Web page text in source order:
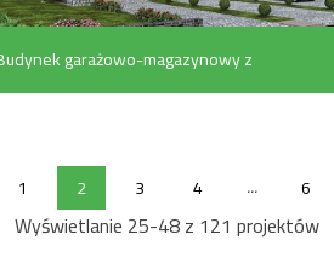
garażowo-magazynowy z
(90.6 m²)
1 2 3 4 ... 6
Wyświetlanie 25-48 z 121 projektów